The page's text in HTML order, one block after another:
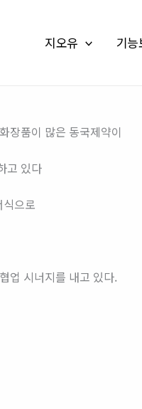
지오유 기능
장품이 많은 동국제약이
고 있다
으로
업 시너지를 내고 있다.